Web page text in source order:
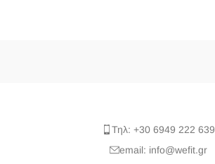
Τηλ: +30 6949 222 639
email: info@wefit.gr